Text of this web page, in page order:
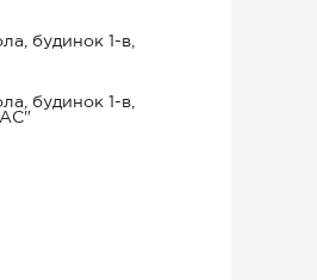
будинок 1-в,
будинок 1-в,